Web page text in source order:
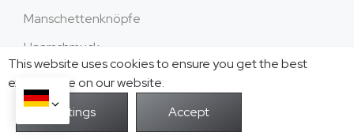
Manschettenknöpfe
Haarschmuck
Sammlungen
Buchstabenschmuck
Um
Service
This website uses cookies to ensure you get the best
exprerience on our website.